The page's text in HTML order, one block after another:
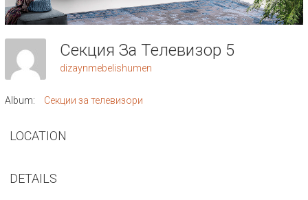
Секция За Телевизор 5
dizaynmebelishumen
Album: Секции за телевизори
LOCATION
DETAILS